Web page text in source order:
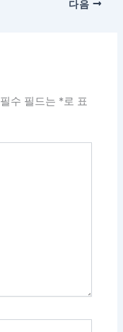
다음
필수 필드는 *로 표